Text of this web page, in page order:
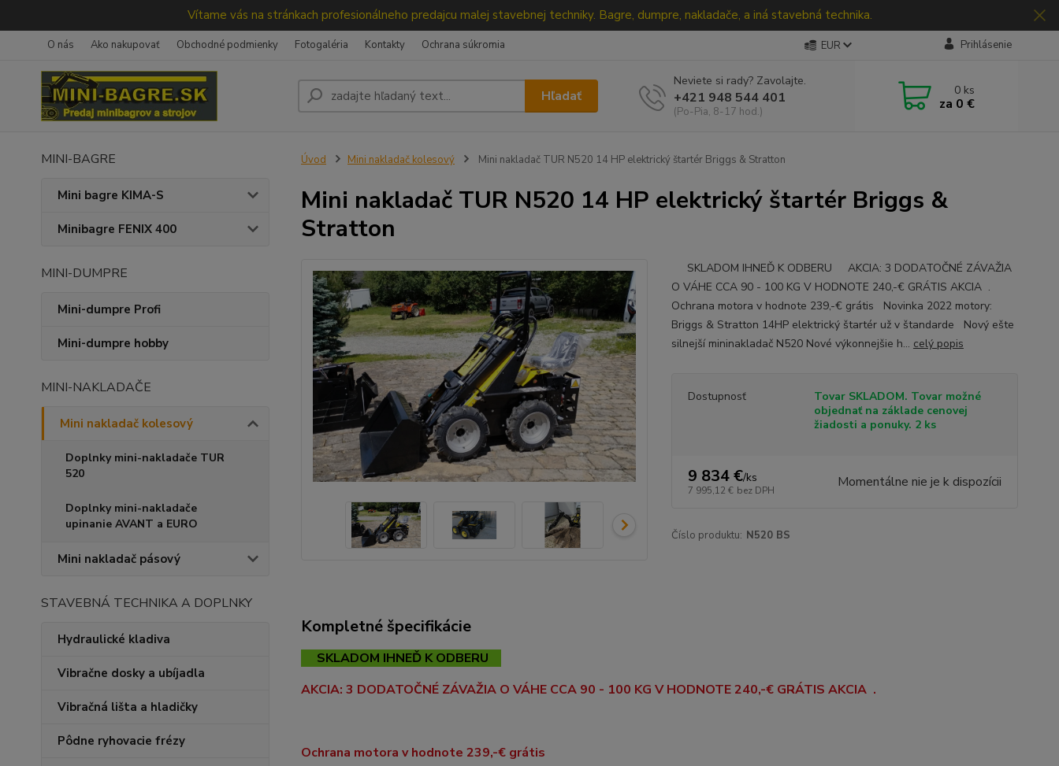
Vítame vás na stránkach profesionálneho predajcu malej stavebnej techniky. Bagre, dumpre, nakladače, a iná stavebná technika.
O nás Ako nakupovať Obchodné podmienky Fotogaléria Kontakty Ochrana súkromia EUR Prihlásenie
Hľadať
Neviete si rady? Zavolajte.
+421 948 544 401
(Po-Pia, 8-17 hod.)
0 ks
za 0 €
MINI-BAGRE
Mini bagre KIMA-S
Minibagre FENIX 400
MINI-DUMPRE
Mini-dumpre Profi
Mini-dumpre hobby
MINI-NAKLADAČE
Mini nakladač kolesový
Doplnky mini-nakladače TUR
520
Doplnky mini-nakladače
upinanie AVANT a EURO
Mini nakladač pásový
STAVEBNÁ TECHNIKA A DOPLNKY
Hydraulické kladiva
Vibračne dosky a ubíjadla
Vibračná lišta a hladičky
Pôdne ryhovacie frézy
Úvod Mini nakladač kolesový Mini nakladač TUR N520 14 HP elektrický štartér Briggs & Stratton
Mini nakladač TUR N520 14 HP elektrický štartér Briggs &
Stratton
SKLADOM IHNEĎ K ODBERU AKCIA: 3 DODATOČNÉ ZÁVAŽIA
O VÁHE CCA 90 - 100 KG V HODNOTE 240,-€ GRÁTIS AKCIA .
Ochrana motora v hodnote 239,-€ grátis Novinka 2022 motory:
Briggs & Stratton 14HP elektrický štartér už v štandarde Nový ešte
silnejší mininakladač N520 Nové výkonnejšie h... celý popis
Dostupnosť
Tovar SKLADOM. Tovar možné
objednať na základe cenovej
žiadosti a ponuky. 2 ks
9 834 €/ks
7 995,12 € bez DPH Momentálne nie je k dispozícii
Číslo produktu: N520 BS
Kompletné špecifikácie
SKLADOM IHNEĎ K ODBERU
AKCIA: 3 DODATOČNÉ ZÁVAŽIA O VÁHE CCA 90 - 100 KG V HODNOTE 240,-€ GRÁTIS AKCIA .
Ochrana motora v hodnote 239,-€ grátis